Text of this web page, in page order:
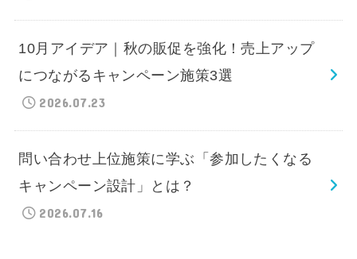
10月アイデア｜秋の販促を強化！売上アップ
につながるキャンペーン施策3選
2026.07.23
問い合わせ上位施策に学ぶ「参加したくなる
キャンペーン設計」とは？
2026.07.16